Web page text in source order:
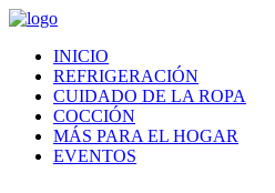
INICIO
REFRIGERACIÓN
CUIDADO DE LA ROPA
COCCIÓN
MÁS PARA EL HOGAR
EVENTOS